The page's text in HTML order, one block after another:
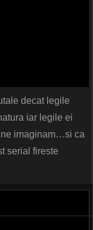
decat legile
iar legile ei
ne imaginam…si ca
serial fireste